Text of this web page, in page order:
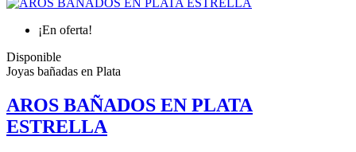
¡En oferta!
Disponible
Joyas bañadas en Plata
AROS BAÑADOS EN PLATA
ESTRELLA